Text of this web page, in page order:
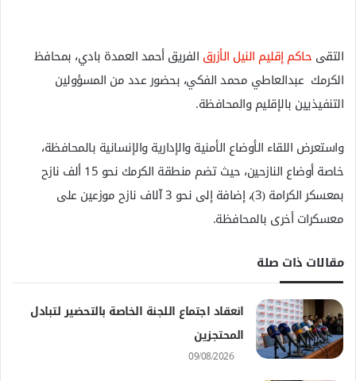
ا
التقى حاكم إقليم النيل الأزرق الفريق أحمد العمدة بادي، بمحافظ
الكرمك عبدالعاطي محمد الفكي، بحضور عدد من المسؤولين
التنفيذيين بالإقليم والمحافظة.
واستعرض اللقاء الأوضاع الأمنية والإدارية والإنسانية بالمحافظة،
خاصة أوضاع النازحين، حيث تضم منطقة الكرمك نحو 15 ألف نازح
بمعسكر الكرامة (3)، إضافة إلى نحو 3 آلاف نازح موزعين على
معسكرات أخرى بالمحافظة.
مقالات ذات صلة
انعقاد اجتماع اللجنة الخاصة بالتحضير لتبادل
المحتجزين
09/08/2026